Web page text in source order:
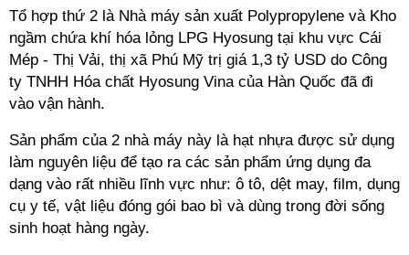
Tổ hợp thứ 2 là Nhà máy sản xuất Polypropylene và Kho
ngầm chứa khí hóa lỏng LPG Hyosung tại khu vực Cái
Mép - Thị Vải, thị xã Phú Mỹ trị giá 1,3 tỷ USD do Công
ty TNHH Hóa chất Hyosung Vina của Hàn Quốc đã đi
vào vận hành.
Sản phẩm của 2 nhà máy này là hạt nhựa được sử dụng
làm nguyên liệu để tạo ra các sản phẩm ứng dụng đa
dạng vào rất nhiều lĩnh vực như: ô tô, dệt may, film, dụng
cụ y tế, vật liệu đóng gói bao bì và dùng trong đời sống
sinh hoạt hàng ngày.